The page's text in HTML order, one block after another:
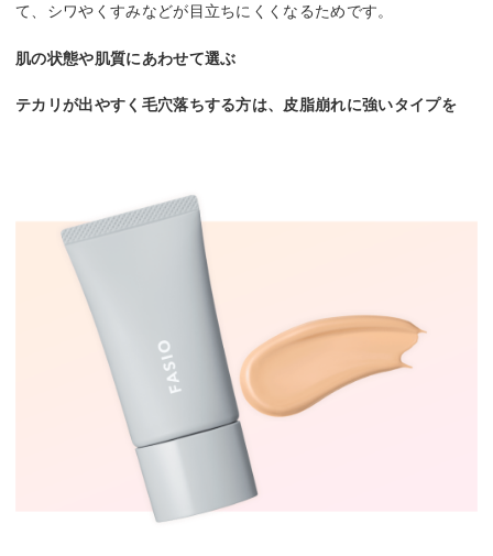
て、シワやくすみなどが目立ちにくくなるためです。
肌の状態や肌質にあわせて選ぶ
テカリが出やすく毛穴落ちする方は、皮脂崩れに強いタイプを